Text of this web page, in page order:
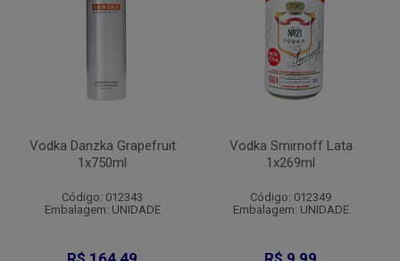
Vodka Danzka Grapefruit
1x750ml
Código: 012343
Embalagem: UNIDADE
Vodka Smirnoff Lata
1x269ml
Código: 012349
Embalagem: UNIDADE